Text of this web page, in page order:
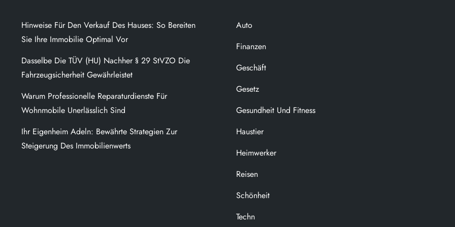
Hinweise Für Den Verkauf Des Hauses: So Bereiten
Sie Ihre Immobilie Optimal Vor
Dasselbe Die TÜV (HU) Nachher § 29 StVZO Die
Fahrzeugsicherheit Gewährleistet
Warum Professionelle Reparaturdienste Für
Wohnmobile Unerlässlich Sind
Ihr Eigenheim Adeln: Bewährte Strategien Zur
Steigerung Des Immobilienwerts
Auto
Finanzen
Geschäft
Gesetz
Gesundheit Und Fitness
Haustier
Heimwerker
Reisen
Schönheit
Techn